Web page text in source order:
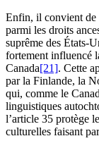
Enfin, il convient de
parmi les droits
suprême des États-
fortement influencé
Canada[21]. Cette
par la Finlande, la
qui, comme le
linguistiques
l’article 35 protège
culturelles faisant